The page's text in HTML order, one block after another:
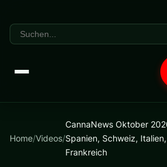
Home/Videos/
CannaNews Oktober
Spanien, Schweiz,
Frankreich